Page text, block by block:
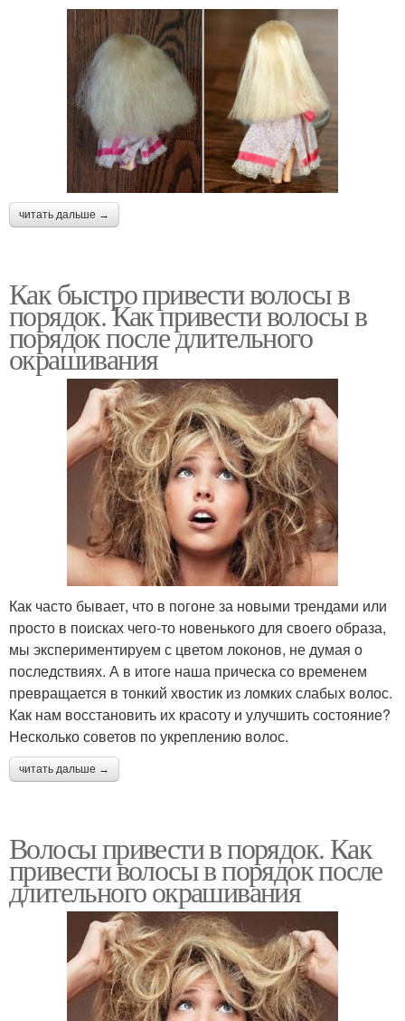
читать дальше →
Как быстро привести волосы в
порядок. Как привести волосы в
порядок после длительного
окрашивания
Как часто бывает, что в погоне за новыми трендами или
просто в поисках чего-то новенького для своего образа,
мы экспериментируем с цветом локонов, не думая о
последствиях. А в итоге наша прическа со временем
превращается в тонкий хвостик из ломких слабых волос.
Как нам восстановить их красоту и улучшить состояние?
Несколько советов по укреплению волос.
читать дальше →
Волосы привести в порядок. Как
привести волосы в порядок после
длительного окрашивания